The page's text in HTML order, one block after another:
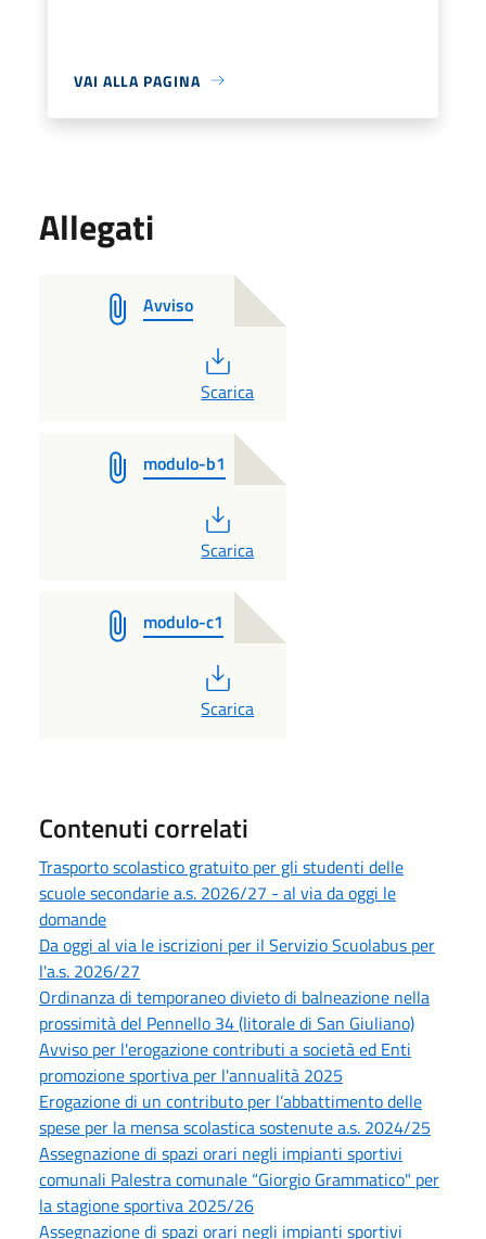
VAI ALLA PAGINA
Allegati
Avviso
PDF
Scarica
modulo-b1
PDF
Scarica
modulo-c1
PDF
Scarica
Contenuti correlati
Trasporto scolastico gratuito per gli studenti delle
scuole secondarie a.s. 2026/27 - al via da oggi le
domande
Da oggi al via le iscrizioni per il Servizio Scuolabus per
l'a.s. 2026/27
Ordinanza di temporaneo divieto di balneazione nella
prossimità del Pennello 34 (litorale di San Giuliano)
Avviso per l'erogazione contributi a società ed Enti
promozione sportiva per l'annualità 2025
Erogazione di un contributo per l’abbattimento delle
spese per la mensa scolastica sostenute a.s. 2024/25
Assegnazione di spazi orari negli impianti sportivi
comunali Palestra comunale “Giorgio Grammatico" per
la stagione sportiva 2025/26
Assegnazione di spazi orari negli impianti sportivi